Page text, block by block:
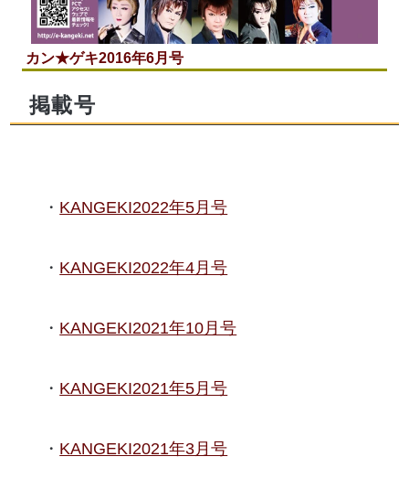
カン★ゲキ2016年6月号
掲載号
KANGEKI2022年5月号
KANGEKI2022年4月号
KANGEKI2021年10月号
KANGEKI2021年5月号
KANGEKI2021年3月号